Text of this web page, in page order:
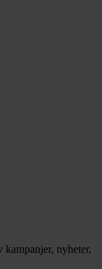
kampanjer, nyheter,